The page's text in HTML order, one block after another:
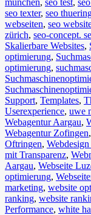
münchen, seo test,
seo texter, seo
webseiten, seo
zürich, seo-concept.
Skalierbare Websites,
optimierung,
optimierung,
Support, Templates,
Userexperience, uwe
Webagentur Aargau,
Webagentur Zofingen,
Oftringen,
mit Transparenz,
Aargau, Webseite
optimierung,
marketing, website
ranking, website
Performance, white